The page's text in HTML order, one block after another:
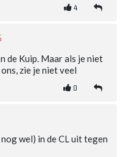
4
de Kuip. Maar als je niet
zie je niet veel
0
wel) in de CL uit tegen